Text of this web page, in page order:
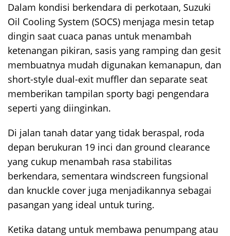
Dalam kondisi berkendara di perkotaan, Suzuki
Oil Cooling System (SOCS) menjaga mesin tetap
dingin saat cuaca panas untuk menambah
ketenangan pikiran, sasis yang ramping dan gesit
membuatnya mudah digunakan kemanapun, dan
short-style dual-exit muffler dan separate seat
memberikan tampilan sporty bagi pengendara
seperti yang diinginkan.
Di jalan tanah datar yang tidak beraspal, roda
depan berukuran 19 inci dan ground clearance
yang cukup menambah rasa stabilitas
berkendara, sementara windscreen fungsional
dan knuckle cover juga menjadikannya sebagai
pasangan yang ideal untuk turing.
Ketika datang untuk membawa penumpang atau